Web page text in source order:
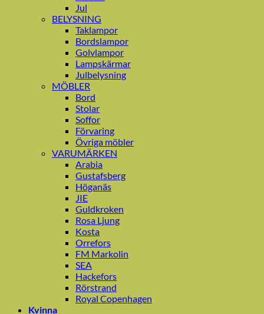
Jul
BELYSNING
Taklampor
Bordslampor
Golvlampor
Lampskärmar
Julbelysning
MÖBLER
Bord
Stolar
Soffor
Förvaring
Övriga möbler
VARUMÄRKEN
Arabia
Gustafsberg
Höganäs
JIE
Guldkroken
Rosa Ljung
Kosta
Orrefors
FM Markolin
SEA
Hackefors
Rörstrand
Royal Copenhagen
Kvinna